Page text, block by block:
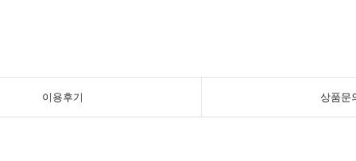
이용후기 상품문